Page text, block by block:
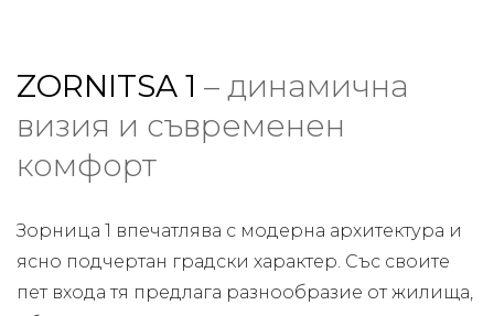
ZORNITSA 1 – динамична
визия и съвременен
комфорт
Зорница 1 впечатлява с модерна архитектура и
ясно подчертан градски характер. Със своите
пет входа тя предлага разнообразие от жилища,